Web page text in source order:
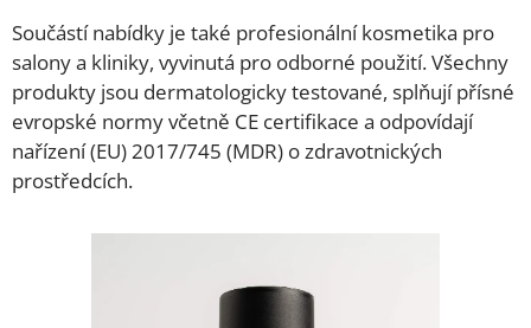
Součástí nabídky je také profesionální kosmetika pro
salony a kliniky, vyvinutá pro odborné použití. Všechny
produkty jsou dermatologicky testované, splňují přísné
evropské normy včetně CE certifikace a odpovídají
nařízení (EU) 2017/745 (MDR) o zdravotnických
prostředcích.